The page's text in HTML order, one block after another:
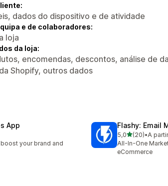
dados do dispositivo e de atividade
e de colaboradores:
loja
da loja:
encomendas, descontos, análise de
Shopify, outros dados
App
your brand and
Flashy: Email
5,0de 5 estrelas
(20)
20 total de
•A
All-In-One
eCommerce